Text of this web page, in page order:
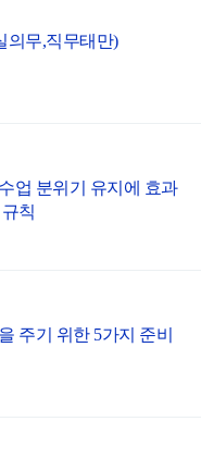
의무,직무태만)
업 분위기 유지에 효과
칙
주기 위한 5가지 준비